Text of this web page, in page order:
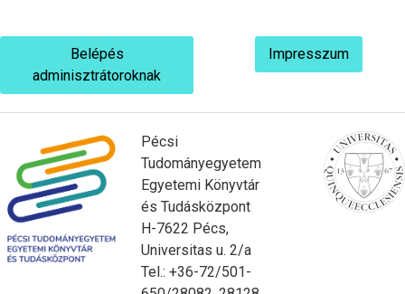
Belépés
adminisztrátoroknak
Impresszum
Pécsi
Tudományegyetem
Egyetemi Könyvtár
és Tudásközpont
H-7622 Pécs,
Universitas u. 2/a
Tel.: +36-72/501-